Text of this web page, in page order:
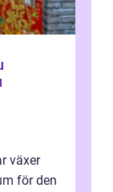
växer
för den